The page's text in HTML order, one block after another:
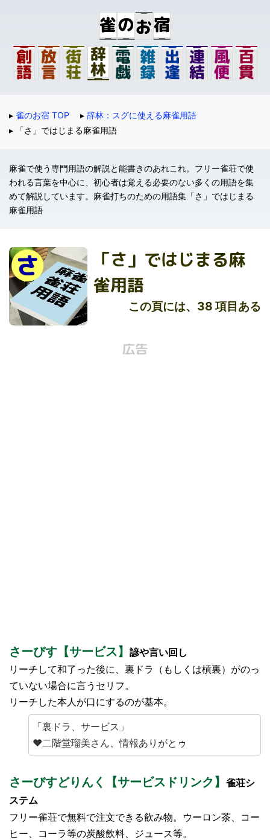
雀のお宿 TOP
辞林：スグに使える麻雀用語
「さ」ではじまる麻雀用語
麻雀で使う専門用語の解説と能書きのあれこれ。フリー雀荘で使
われる言葉を中心に、初心者は覚える必要のない多くの用語を集
めて解説しています。麻雀打ちのための用語集「さ」ではじまる
麻雀用語
「さ」ではじまる麻
雀用語
この頁には、38 項目ある
広告
さーびす【サービス】 諺や言い回し
リーチして和了った後に、裏ドラ（もしくは槓裏）がのっ
ていない場合に言うセリフ。
リーチした本人が口にするのが基本。
「裏ドラ、サービス」
♥二階堂瑠美さん、情報ありがとゥ
さーびすどりんく【サービスドリンク】 雀荘シ
ステム
フリー雀荘で無料で注文できる飲み物。ウーロン茶、コー
ヒー、コーラ等の炭酸飲料、ジュース等。